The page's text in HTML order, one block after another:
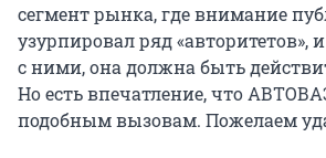
сегмент рынка, где внимание
узурпировал ряд «авторитетов»,
с ними, она должна быть
Но есть впечатление, что
подобным вызовам. Пожелаем